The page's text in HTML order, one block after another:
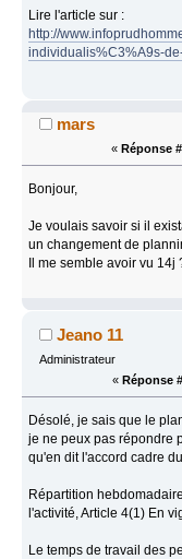
Lire l'article sur :
http://
individualis%C3%A9s-
mars
« Réponse
Bonjour,
Je voulais savoir si il
un changement de
Il me semble avoir vu 14j
Jeano 11
Administrateur
« Réponse
Désolé, je sais que le
je ne peux pas répondre
qu'en dit l'accord cadre
Répartition
l'activité, Article 4(1) En
Le temps de travail des